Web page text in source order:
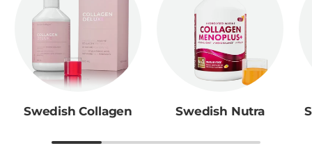
Swedish Collagen Swedish Nutra